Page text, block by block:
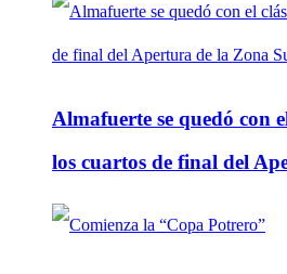
Almafuerte se quedó con
los cuartos de final del